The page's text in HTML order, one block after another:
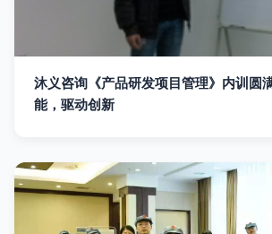
沐义咨询《产品研发项目管理》内训圆
能，驱动创新